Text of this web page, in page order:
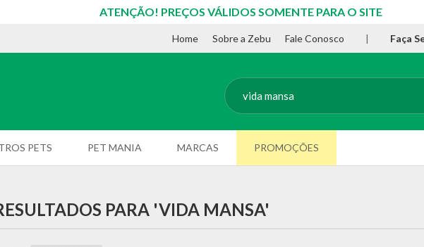
ATENÇÃO! PREÇOS VÁLIDOS SOMENTE PARA O SITE
Home Sobre a Zebu Fale Conosco | Faça
PETS PET MANIA MARCAS PROMOÇÕES
PARA 'VIDA MANSA'